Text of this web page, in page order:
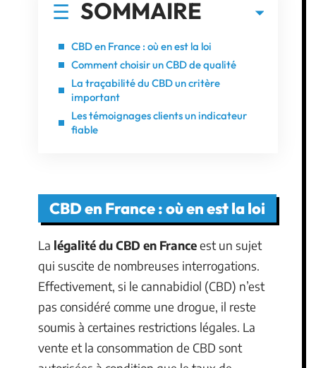
SOMMAIRE
CBD en France : où en est la loi
Comment choisir un CBD de qualité
La traçabilité du CBD un critère
important
Les témoignages clients un indicateur
fiable
CBD en France : où en est la loi
La légalité du CBD en Franceest un sujet
qui suscite de nombreuses interrogations.
Effectivement, si le cannabidiol (CBD) n’est
pas considéré comme une drogue, il reste
soumis à certaines restrictions légales. La
vente et la consommation de CBD sont